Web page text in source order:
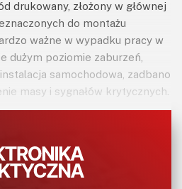
drukowany, złożony w głównej
do montażu
ważne w wypadku pracy w
dużym poziomie zaburzeń,
samochodowa, zadbano
masy i sygnałów krytycznych.
gniazda ZIF o gęstym
co 0,5 mm), montaż
tego gniazda. Należy przy